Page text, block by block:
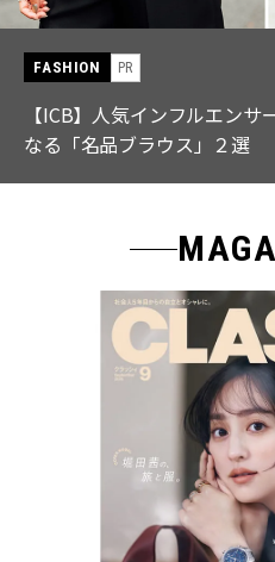
FASHION PR
【ICB】人気インフルエン
なる「名品ブラウス」２選